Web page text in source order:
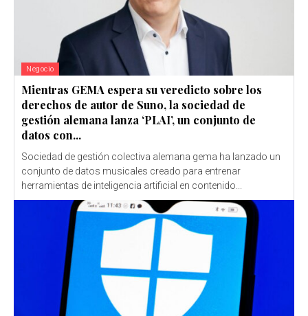
Negocio
Mientras GEMA espera su veredicto sobre los
derechos de autor de Suno, la sociedad de
gestión alemana lanza ‘PLAI’, un conjunto de
datos con...
Sociedad de gestión colectiva alemana gema ha lanzado un
conjunto de datos musicales creado para entrenar
herramientas de inteligencia artificial en contenido...